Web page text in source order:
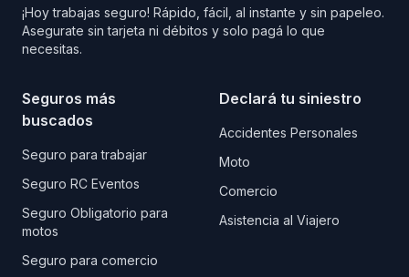
¡Hoy trabajas seguro! Rápido, fácil, al instante y sin papeleo.
Asegurate sin tarjeta ni débitos y solo pagá lo que
necesitas.
Seguros más
buscados
Seguro para trabajar
Seguro RC Eventos
Seguro Obligatorio para
motos
Seguro para comercio
Declará tu siniestro
Accidentes Personales
Moto
Comercio
Asistencia al Viajero